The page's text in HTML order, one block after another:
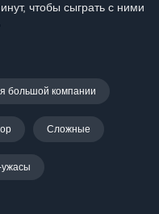
чтобы сыграть с ними
большой компании
Сложные
ужасы